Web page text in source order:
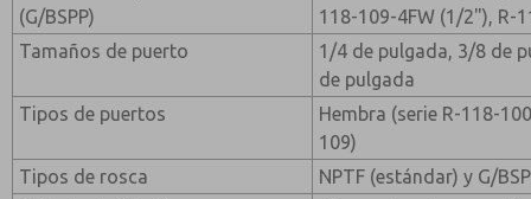
(G/BSPP)
118-109-4FW (1/2"), R-
Tamaños de puerto
1/4 de pulgada, 3/8 de
de pulgada
Tipos de puertos
Hembra (serie R-118-
109)
Tipos de rosca
NPTF (estándar) y G/